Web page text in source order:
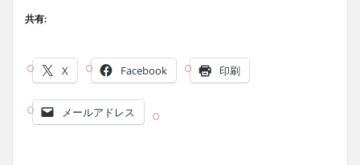
共有:
X Facebook 印刷
メールアドレス